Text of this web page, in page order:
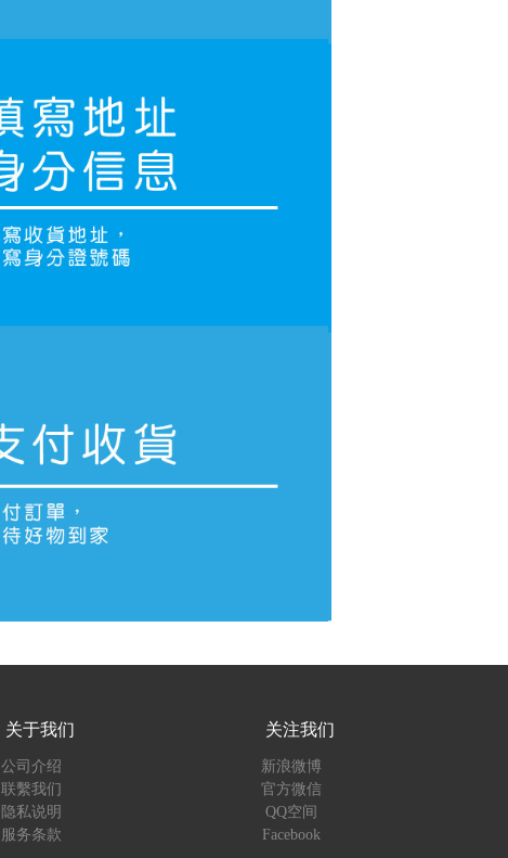
关于我们
公司介绍
联繫我们
隐私说明
服务条款
关注我们
新浪微博
官方微信
QQ空间
Facebook